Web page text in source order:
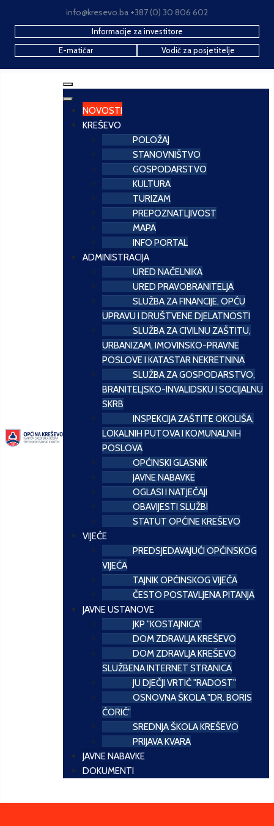
info@kresevo.ba +387 (0) 30 806 602
Informacije za investitore
E-matičar
Vodič za posjetitelje
NOVOSTI
KREŠEVO
POLOŽAJ
STANOVNIŠTVO
GOSPODARSTVO
KULTURA
TURIZAM
PREPOZNATLJIVOST
MAPA
INFO PORTAL
ADMINISTRACIJA
URED NAČELNIKA
URED PRAVOBRANITELJA
SLUŽBA ZA FINANCIJE, OPĆU
UPRAVU I DRUŠTVENE DJELATNOSTI
SLUŽBA ZA CIVILNU ZAŠTITU,
URBANIZAM, IMOVINSKO-PRAVNE
POSLOVE I KATASTAR NEKRETNINA
SLUŽBA ZA GOSPODARSTVO,
BRANITELJSKO-INVALIDSKU I SOCIJALNU
SKRB
INSPEKCIJA ZAŠTITE OKOLIŠA,
LOKALNIH PUTOVA I KOMUNALNIH
POSLOVA
OPĆINSKI GLASNIK
JAVNE NABAVKE
OGLASI I NATJEČAJI
OBAVIJESTI SLUŽBI
STATUT OPĆINE KREŠEVO
VIJEĆE
PREDSJEDAVAJUĆI OPĆINSKOG
VIJEĆA
TAJNIK OPĆINSKOG VIJEĆA
ČESTO POSTAVLJENA PITANJA
JAVNE USTANOVE
JKP "KOSTAJNICA"
DOM ZDRAVLJA KREŠEVO
DOM ZDRAVLJA KREŠEVO
SLUŽBENA INTERNET STRANICA
JU DJEČJI VRTIĆ "RADOST"
OSNOVNA ŠKOLA "DR. BORIS
ĆORIĆ"
SREDNJA ŠKOLA KREŠEVO
PRIJAVA KVARA
JAVNE NABAVKE
DOKUMENTI